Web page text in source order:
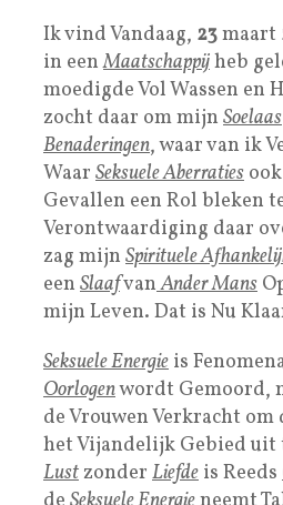
Ik vind Vandaag, 23maart
in eenMaatschappijheb
moedigde Vol Wassen en
zocht daar om mijn Soelaas
Benaderingen, waar van ik
Waar Seksuele Aberraties
Gevallen een Rol bleken
Verontwaardiging daar
zag mijn Spirituele
een Slaafvan Ander Mans
mijn Leven. Dat is Nu
Seksuele Energie is
Oorlogenwordt Gemoord,
de Vrouwen Verkracht om
het Vijandelijk Gebied uit
Lustzonder Liefde is Reeds